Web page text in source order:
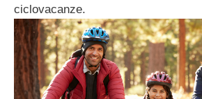
ciclovacanze.